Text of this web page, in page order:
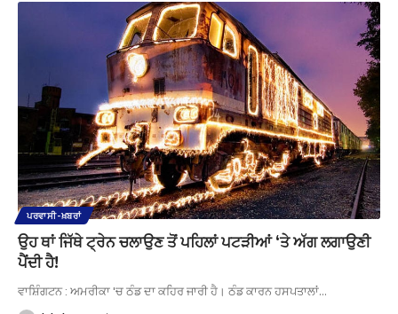
ਪਰਵਾਸੀ-ਖ਼ਬਰਾਂ
ਉਹ ਥਾਂ ਜਿੱਥੇ ਟ੍ਰੇਨ ਚਲਾਉਣ ਤੋਂ ਪਹਿਲਾਂ ਪਟੜੀਆਂ ‘ਤੇ ਅੱਗ ਲਗਾਉਣੀ
ਪੈਂਦੀ ਹੈ!
ਵਾਸ਼ਿੰਗਟਨ : ਅਮਰੀਕਾ 'ਚ ਠੰਡ ਦਾ ਕਹਿਰ ਜਾਰੀ ਹੈ। ਠੰਡ ਕਾਰਨ ਹਸਪਤਾਲਾਂ…